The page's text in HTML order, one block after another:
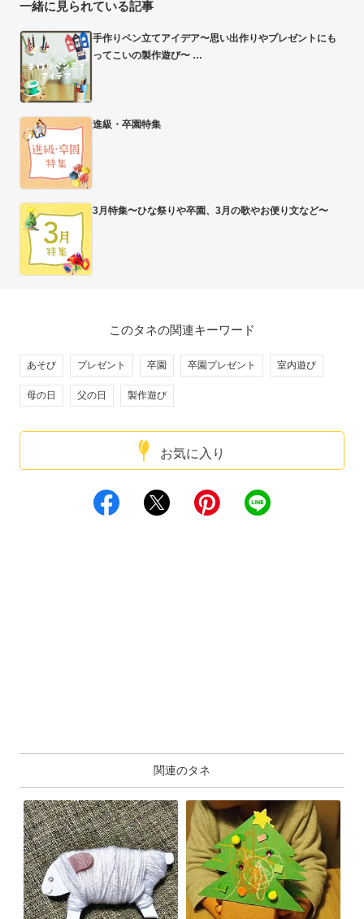
一緒に見られている記事
手作りペン立てアイデア〜思い出作りやプレゼントにも
ってこいの製作遊び〜
進級・卒園特集
3月特集〜ひな祭りや卒園、3月の歌やお便り文など〜
お気に入り
このタネの関連キーワード
あそび プレゼント 卒園 卒園プレゼント 室内遊び
母の日 父の日 製作遊び
関連のタネ